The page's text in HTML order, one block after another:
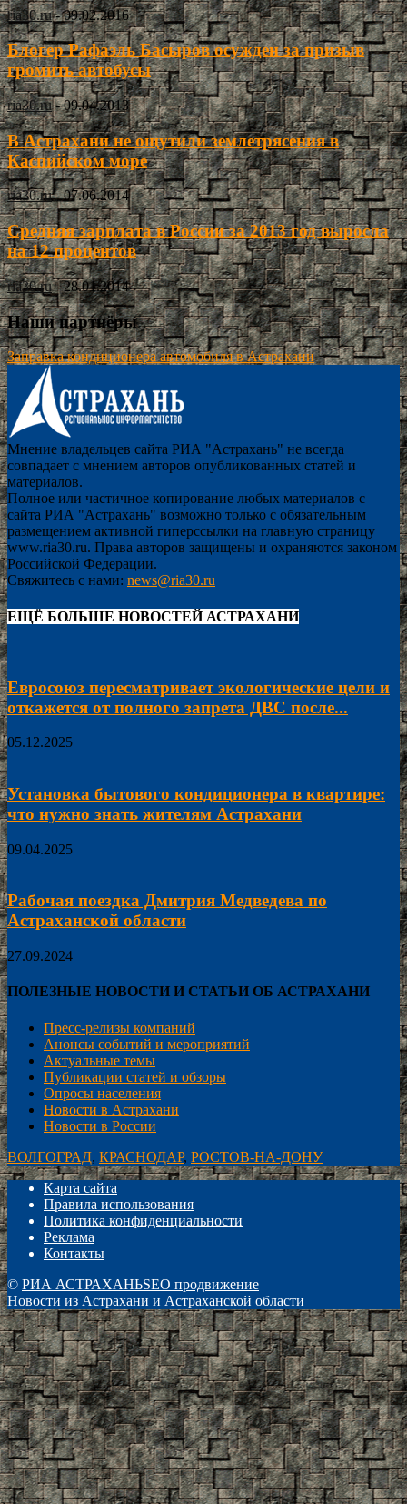
ria30.ru - 09.02.2016
Блогер Рафаэль Басыров осужден за призыв
громить автобусы
ria30.ru - 09.04.2013
В Астрахани не ощутили землетрясения в
Каспийском море
ria30.ru - 07.06.2014
Средняя зарплата в России за 2013 год выросла
на 12 процентов
ria30.ru - 28.01.2014
Наши партнёры
Заправка кондиционера автомобиля в Астрахани
Мнение владельцев сайта РИА "Астрахань" не всегда
совпадает с мнением авторов опубликованных статей и
материалов.
Полное или частичное копирование любых материалов с
сайта РИА "Астрахань" возможно только с обязательным
размещением активной гиперссылки на главную страницу
www.ria30.ru. Права авторов защищены и охраняются законом
Российской Федерации.
Свяжитесь с нами: news@ria30.ru
ЕЩЁ БОЛЬШЕ НОВОСТЕЙ АСТРАХАНИ
Евросоюз пересматривает экологические цели и
откажется от полного запрета ДВС после...
05.12.2025
Установка бытового кондиционера в квартире:
что нужно знать жителям Астрахани
09.04.2025
Рабочая поездка Дмитрия Медведева по
Астраханской области
27.09.2024
ПОЛЕЗНЫЕ НОВОСТИ И СТАТЬИ ОБ АСТРАХАНИ
Пресс-релизы компаний
Анонсы событий и мероприятий
Актуальные темы
Публикации статей и обзоры
Опросы населения
Новости в Астрахани
Новости в России
ВОЛГОГРАД, КРАСНОДАР, РОСТОВ-НА-ДОНУ
Карта сайта
Правила использования
Политика конфиденциальности
Реклама
Контакты
© РИА АСТРАХАНЬSEO продвижение
Новости из Астрахани и Астраханской области